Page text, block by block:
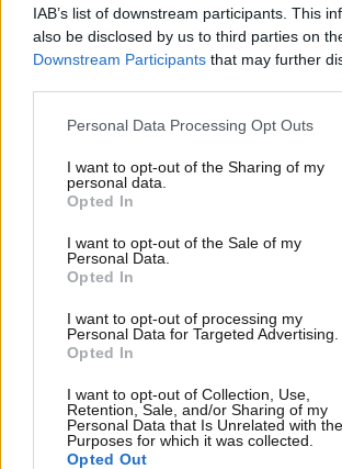
IAB’s list of downstream participants. This
also be disclosed by us to third parties on
Downstream Participants that may further
Please note that this website/app uses one
not limited to your visit or usage behaviour.
grant or deny consent to Google and its
use your data for below specified purposes
consent section.
Personal Data Processing Opt Outs
I want to opt-out of the Sharing of my
personal data.
Opted In
I want to opt-out of the Sale of my
Personal Data.
Opted In
I want to opt-out of processing my
Personal Data for Targeted Advertising.
Opted In
I want to opt-out of Collection, Use,
Retention, Sale, and/or Sharing of my
Personal Data that Is Unrelated with the
Purposes for which it was collected.
Opted Out
08·02·2026 14:29
Αποκαλύψεις για την οπαδική επίθεση
συμπλοκές και το ανθρωποκυνηγητό
δράστες